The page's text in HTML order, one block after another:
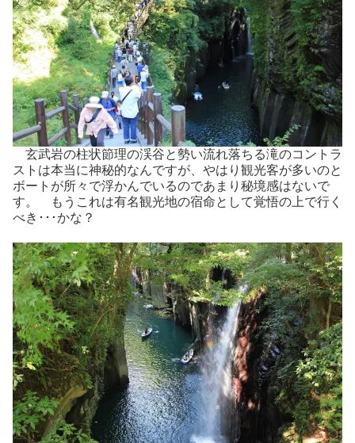
玄武岩の柱状節理の渓谷と勢い流れ落ちる滝のコントラ
ストは本当に神秘的なんですが、やはり観光客が多いのと
ボートが所々で浮かんでいるのであまり秘境感はないで
す。 もうこれは有名観光地の宿命として覚悟の上で行く
べき･･･かな？